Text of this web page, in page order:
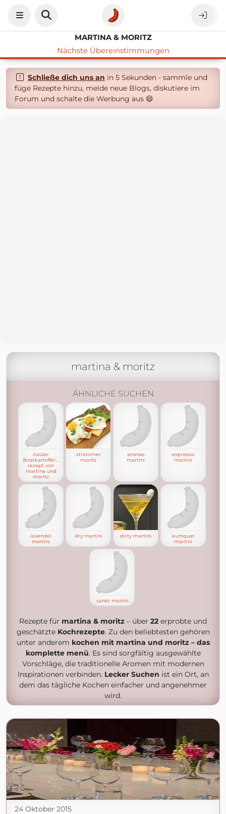
MARTINA & MORITZ
Nächste Übereinstimmungen
Schließe dich uns an in 5 Sekunden - sammle und
füge Rezepte hinzu, melde neue Blogs, diskutiere im
Forum und schalte die Werbung aus 😄
martina & moritz
ÄHNLICHE SUCHEN
zwüler
(bratkartoffeln)
rezept von
martina und
moritz
strammer
moritz
ananas
martini
espresso
martini
lavendel
martini
dry martini dirty martini
kumquat
martini
sankt martin
Rezepte für martina & moritz – über 22 erprobte und
geschätzte Kochrezepte. Zu den beliebtesten gehören
unter anderem kochen mit martina und moritz – das
komplette menü. Es sind sorgfältig ausgewählte
Vorschläge, die traditionelle Aromen mit modernen
Inspirationen verbinden. Lecker Suchen ist ein Ort, an
dem das tägliche Kochen einfacher und angenehmer
wird.
24 Oktober 2015